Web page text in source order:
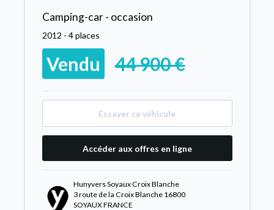
Camping-car - occasion
2012 - 4 places
Vendu 44 900 €
Essayer ce véhicule
Accéder aux offres en ligne
Hunyvers Soyaux Croix Blanche
3 route de la Croix Blanche 16800
SOYAUX FRANCE